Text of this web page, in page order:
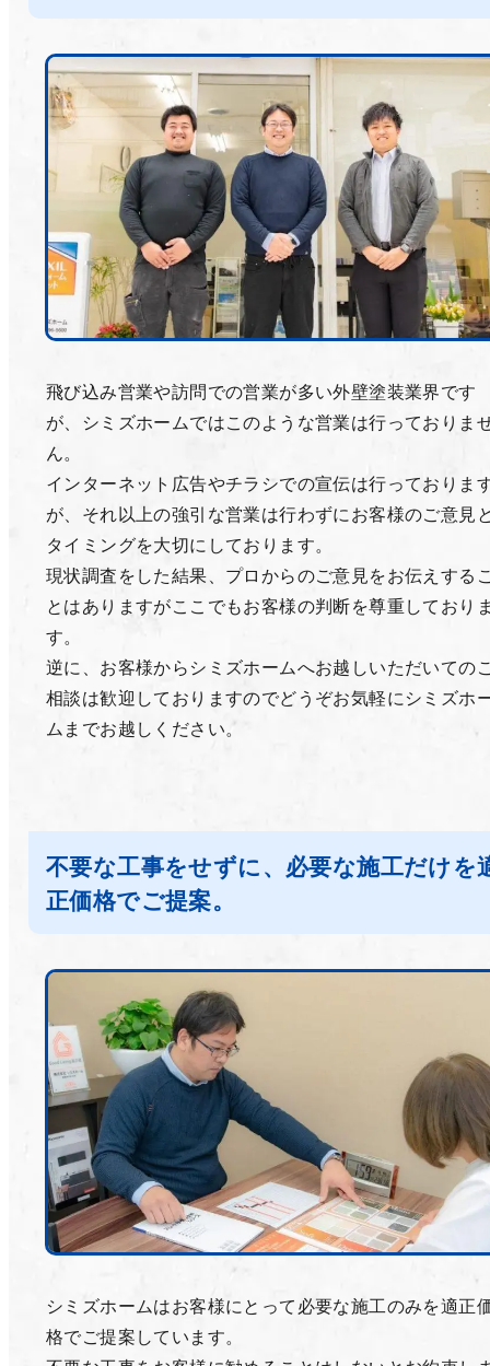
飛び込み営業や訪問での営業が多い外壁塗装業界です
が、シミズホームではこのような営業は行っておりま
ん。
インターネット広告やチラシでの宣伝は行っておりま
が、それ以上の強引な営業は行わずにお客様のご意見
タイミングを大切にしております。
現状調査をした結果、プロからのご意見をお伝えする
とはありますがここでもお客様の判断を尊重しており
す。
逆に、お客様からシミズホームへお越しいただいての
相談は歓迎しておりますのでどうぞお気軽にシミズホ
ムまでお越しください。
不要な工事をせずに、必要な施工だけを
正価格でご提案。
シミズホームはお客様にとって必要な施工のみを適正
格でご提案しています。